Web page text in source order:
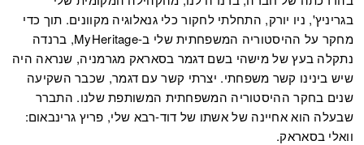
בגריניץ', ניו יורק, התחלתי לחקור כלי גנאלוגיה מקוונים. תוך כדי
מחקר על ההיסטוריה המשפחתית שלי ב-MyHeritage, ברנדה
נתקלה בעץ של מישהי בשם דגמר בסאראק מגרמניה, שנראה היה
שיש בינינו קשר משפחתי. יצרתי קשר עם דגמר, שכבר השקיעה
שנים בחקר ההיסטוריה המשפחתית המשותפת שלנו. התברר
שבעלה הוא אחיינה של אשתו של דוד-רבא שלי, פריץ גרינבאום:
וואלי בסאראק.